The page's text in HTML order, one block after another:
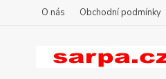
O nás Obchodní podmínky